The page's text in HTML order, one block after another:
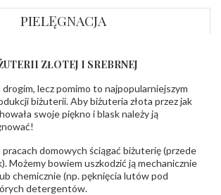
Cyrkonia
Cyrkonia - 3 szt.
PIELĘGNACJA
ZŁOTEJ I SREBRNEJ
lecz pomimo to najpopularniejszym
biżuterii. Aby biżuteria złota przez jak
swoje piękno i blask należy ją
domowych ściągać biżuterię (przede
Możemy bowiem uszkodzić ją mechanicznie
chemicznie (np. pęknięcia lutów pod
detergentów.